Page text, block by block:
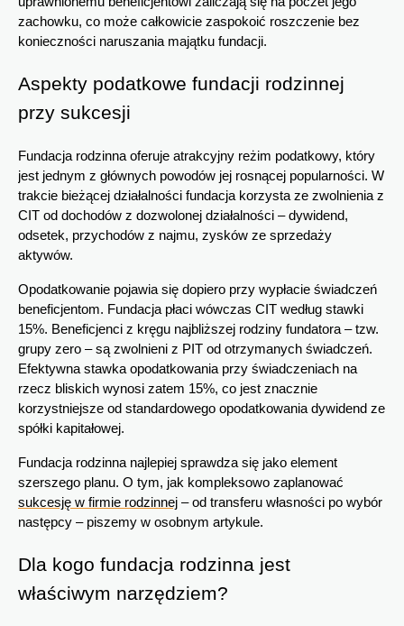
zachowku, co może całkowicie zaspokoić roszczenie bez
konieczności naruszania majątku fundacji.
Aspekty podatkowe fundacji rodzinnej
przy sukcesji
Fundacja rodzinna oferuje atrakcyjny reżim podatkowy, który
jest jednym z głównych powodów jej rosnącej popularności. W
trakcie bieżącej działalności fundacja korzysta ze zwolnienia z
CIT od dochodów z dozwolonej działalności – dywidend,
odsetek, przychodów z najmu, zysków ze sprzedaży
aktywów.
Opodatkowanie pojawia się dopiero przy wypłacie świadczeń
beneficjentom. Fundacja płaci wówczas CIT według stawki
15%. Beneficjenci z kręgu najbliższej rodziny fundatora – tzw.
grupy zero – są zwolnieni z PIT od otrzymanych świadczeń.
Efektywna stawka opodatkowania przy świadczeniach na
rzecz bliskich wynosi zatem 15%, co jest znacznie
korzystniejsze od standardowego opodatkowania dywidend ze
spółki kapitałowej.
Fundacja rodzinna najlepiej sprawdza się jako element
sukcesję w firmie rodzinnej – od transferu własności po wybór
następcy – piszemy w osobnym artykule.
Dla kogo fundacja rodzinna jest
właściwym narzędziem?